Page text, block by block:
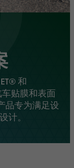
和
贴膜和表面
品专为满足设
计。